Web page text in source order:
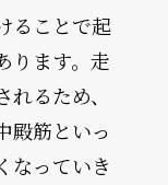
ることで起
ります。走
るため、
殿筋といっ
なっていき